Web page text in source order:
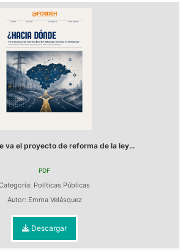
va el proyecto de reforma de la ley...
PDF
Políticas Públicas
Autor: Emma Velásquez
Descargar